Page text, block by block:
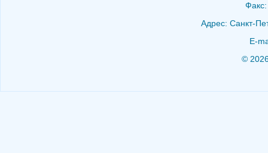
Адрес: Санкт-
E-
©